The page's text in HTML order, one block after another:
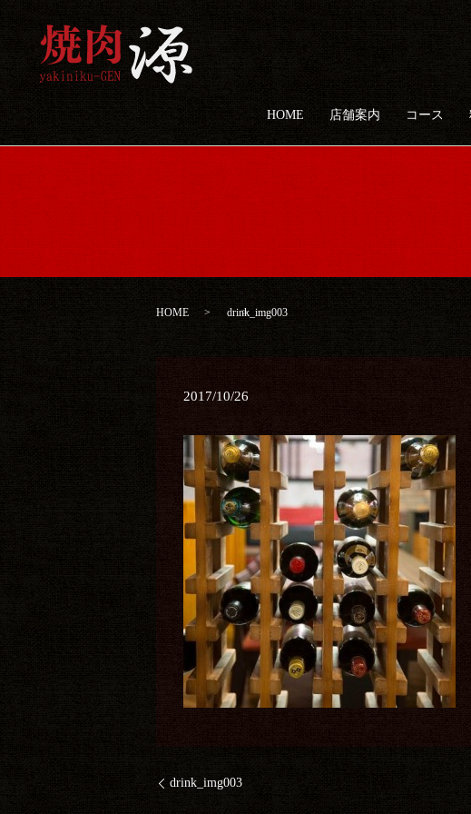
HOME 店舗案内 コース
HOME drink_img003
2017/10/26
drink_img003